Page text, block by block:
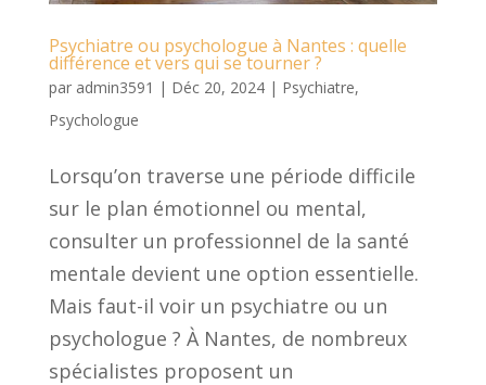
Psychiatre ou psychologue à Nantes : quelle
différence et vers qui se tourner ?
par admin3591 | Déc 20, 2024| Psychiatre,
Psychologue
Lorsqu’on traverse une période difficile
sur le plan émotionnel ou mental,
consulter un professionnel de la santé
mentale devient une option essentielle.
Mais faut-il voir un psychiatre ou un
psychologue ? À Nantes, de nombreux
spécialistes proposent un